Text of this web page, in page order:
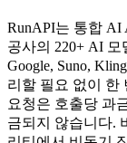
RunAPI는 통합 AI
공사의 220+ AI 모
Google, Suno,
리할 필요 없이 한
요청은 호출당 과
금되지 않습니다.